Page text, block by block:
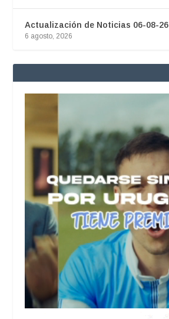
Actualización de Noticias 06-08-26
6 agosto, 2026